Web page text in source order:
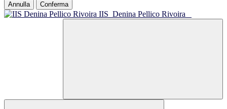
Annulla Conferma
IIS Denina Pellico Rivoira